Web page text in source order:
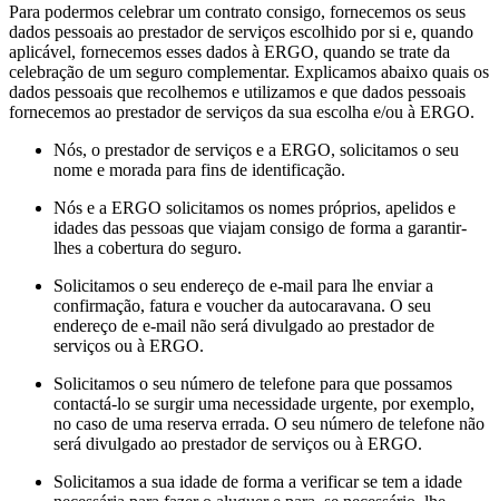
Para podermos celebrar um contrato consigo, fornecemos os seus
dados pessoais ao prestador de serviços escolhido por si e, quando
aplicável, fornecemos esses dados à ERGO, quando se trate da
celebração de um seguro complementar. Explicamos abaixo quais os
dados pessoais que recolhemos e utilizamos e que dados pessoais
fornecemos ao prestador de serviços da sua escolha e/ou à ERGO.
Nós, o prestador de serviços e a ERGO, solicitamos o seu
nome e morada para fins de identificação.
Nós e a ERGO solicitamos os nomes próprios, apelidos e
idades das pessoas que viajam consigo de forma a garantir-
lhes a cobertura do seguro.
Solicitamos o seu endereço de e-mail para lhe enviar a
confirmação, fatura e voucher da autocaravana. O seu
endereço de e-mail não será divulgado ao prestador de
serviços ou à ERGO.
Solicitamos o seu número de telefone para que possamos
contactá-lo se surgir uma necessidade urgente, por exemplo,
no caso de uma reserva errada. O seu número de telefone não
será divulgado ao prestador de serviços ou à ERGO.
Solicitamos a sua idade de forma a verificar se tem a idade